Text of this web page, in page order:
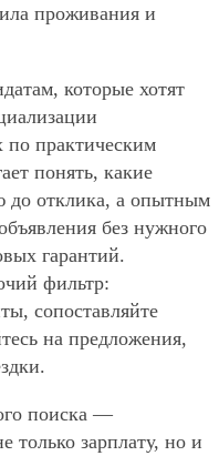
проживания и
которые хотят
практическим
понять, какие
до отклика, а опытным
без нужного
гарантий.
фильтр:
сопоставляйте
на предложения,
поиска —
только зарплату, но и